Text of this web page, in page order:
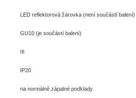
LED reflektorová žárovka (není součástí balení)
GU10 (je součástí balení)
III
IP20
na normálně zápalné podklady